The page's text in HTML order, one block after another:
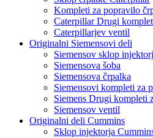
Kompleti za popravilo
Caterpillar Drugi
Caterpillarjev ventil
Originalni Siemensovi deli
Siemensov sklop
Siemensova šoba
Siemensova črpalka
Siemensovi kompleti za
Siemens Drugi kompleti
Siemensov ventil
Originalni deli Cummins
Sklop injektorja